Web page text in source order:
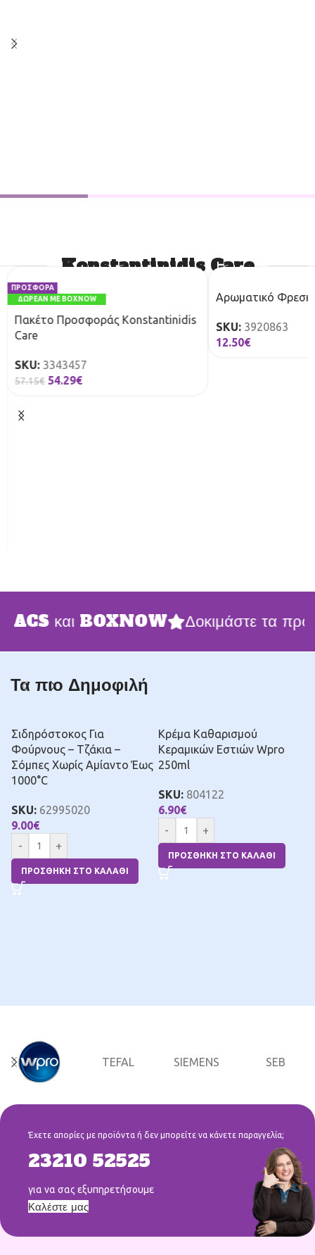
Konstantinidis Care
ΠΡΟΣΦΟΡΑ
ΔΩΡΕΑΝ ΜΕ BOXNOW
Πακέτο Προσφοράς Konstantinidis
Care
SKU: 3343457
57.15€ 54.29€
Αρωματικό
SKU: 3920863
12.50€
και BOXNOW Δοκιμάστε τα
Τα πιο Δημοφιλή
Σιδηρόστοκος Για
Φούρνους – Τζάκια –
Σόμπες Χωρίς Αμίαντο Έως
1000°C
SKU: 62995020
9.00€
-
+
ΠΡΟΣΘΉΚΗ ΣΤΟ ΚΑΛΆΘΙ
Κρέμα Καθαρισμού
Κεραμικών Εστιών Wpro
250ml
SKU: 804122
6.90€
-
+
ΠΡΟΣΘΉΚΗ ΣΤΟ ΚΑΛΆΘΙ
TEFAL SΙΕΜΕΝS SΕΒ
Έχετε απορίες με προϊόντα ή δεν μπορείτε να κάνετε παραγγελία;
23210 52525
για να σας εξυπηρετήσουμε
Καλέστε μας